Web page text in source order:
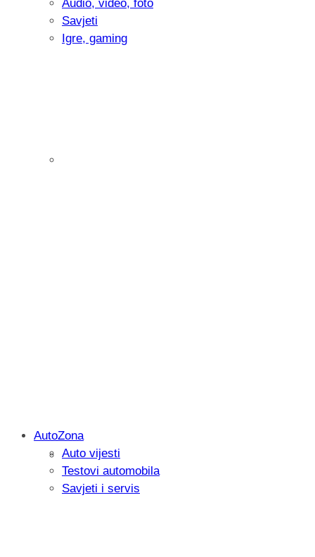
Audio, video, foto
Savjeti
Igre, gaming
Savjetujemo: Što učiniti kada vaš
AutoZona
Auto vijesti
Testovi automobila
Savjeti i servis